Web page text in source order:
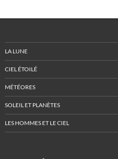
LA LUNE
CIEL ÉTOILÉ
MÉTÉORES
SOLEIL ET PLANÈTES
LES HOMMES ET LE CIEL